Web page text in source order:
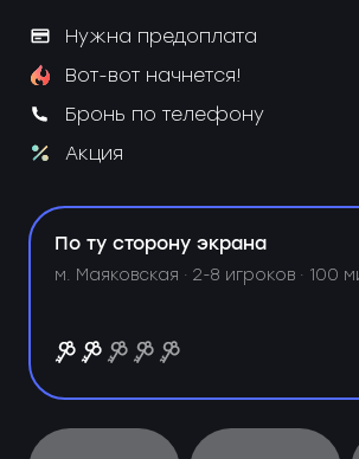
Нужна предоплата
Вот-вот начнется!
Бронь по телефону
Акция
По ту сторону экрана
м. Маяковская ·2-8 игроков · 100